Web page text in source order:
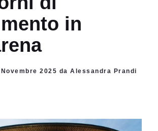
in
2025 da Alessandra Prandi